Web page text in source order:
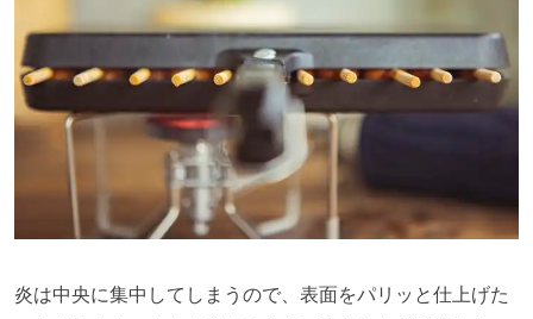
炎は中央に集中してしまうので、表面をパリッと仕上げた